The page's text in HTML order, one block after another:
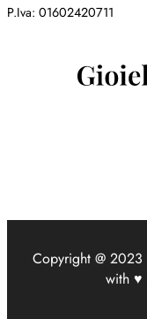
P.Iva: 01602420711
Copyright @
with ♥